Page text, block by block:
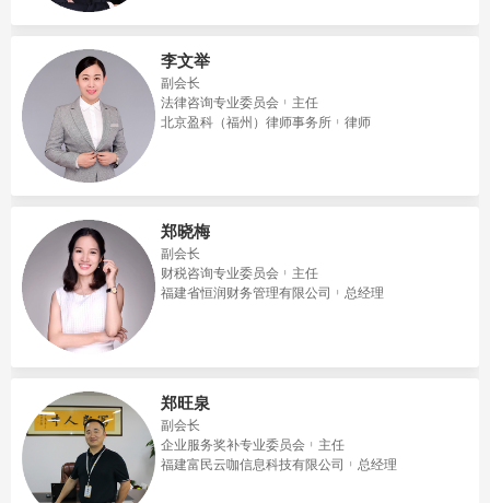
李文举
副会长
法律咨询专业委员会
主任
北京盈科（福州）律师事务所
律师
郑晓梅
副会长
财税咨询专业委员会
主任
福建省恒润财务管理有限公司
总经理
郑旺泉
副会长
企业服务奖补专业委员会
主任
福建富民云咖信息科技有限公司
总经理